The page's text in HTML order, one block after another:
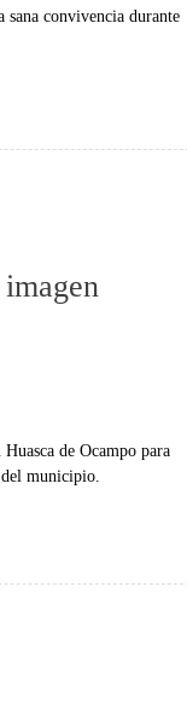
convivencia durante
de Ocampo para
municipio.